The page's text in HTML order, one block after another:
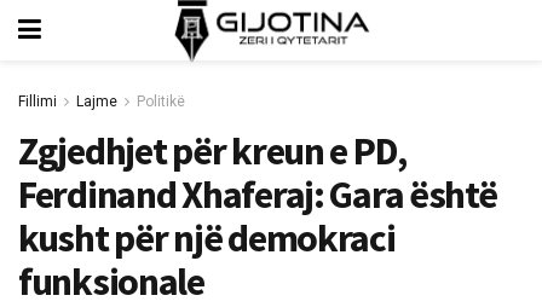
Fillimi Lajme Politikë
Zgjedhjet për kreun e PD,
Ferdinand Xhaferaj: Gara është
kusht për një demokraci
funksionale